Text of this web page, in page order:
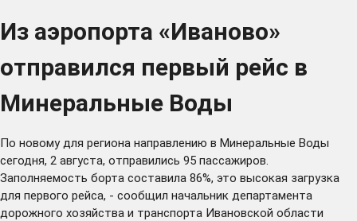
Из аэропорта «Иваново»
отправился первый рейс в
Минеральные Воды
По новому для региона направлению в Минеральные Воды
сегодня, 2 августа, отправились 95 пассажиров.
Заполняемость борта составила 86%, это высокая загрузка
для первого рейса, - сообщил начальник департамента
дорожного хозяйства и транспорта Ивановской области